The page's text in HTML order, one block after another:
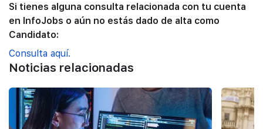
Si tienes alguna consulta relacionada con tu cuenta
en InfoJobs o aún no estás dado de alta como
Candidato:
Consulta aquí.
Noticias relacionadas